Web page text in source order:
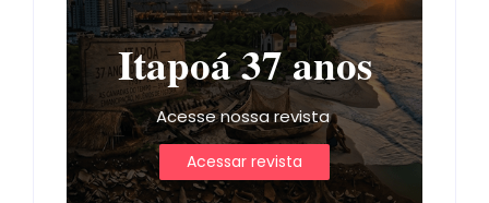
Itapoá 37 anos
Acesse nossa revista
Acessar revista